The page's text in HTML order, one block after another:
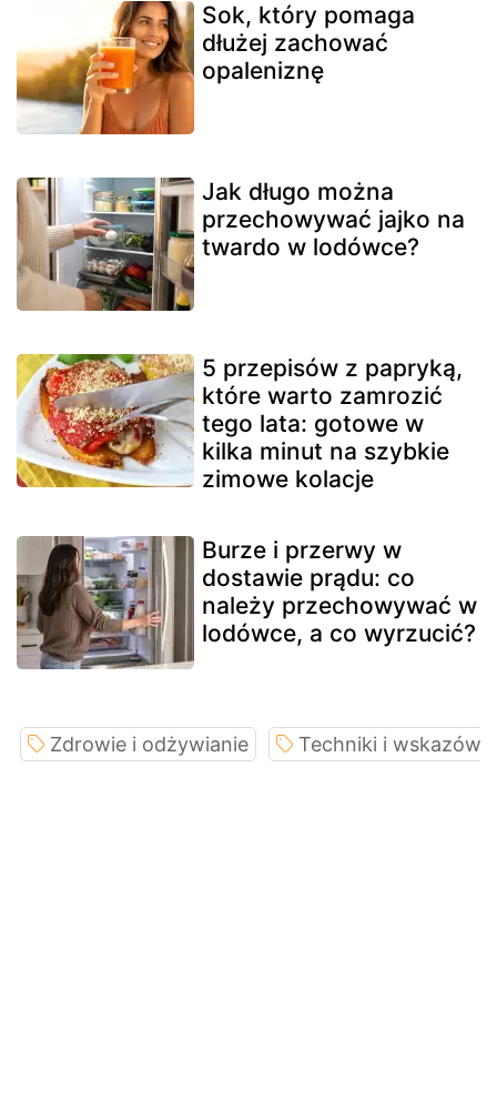
Sok, który pomaga
dłużej zachować
opaleniznę
Jak długo można
przechowywać jajko na
twardo w lodówce?
5 przepisów z papryką,
które warto zamrozić
tego lata: gotowe w
kilka minut na szybkie
zimowe kolacje
Burze i przerwy w
dostawie prądu: co
należy przechowywać w
lodówce, a co wyrzucić?
Zdrowie i odżywianie Techniki i